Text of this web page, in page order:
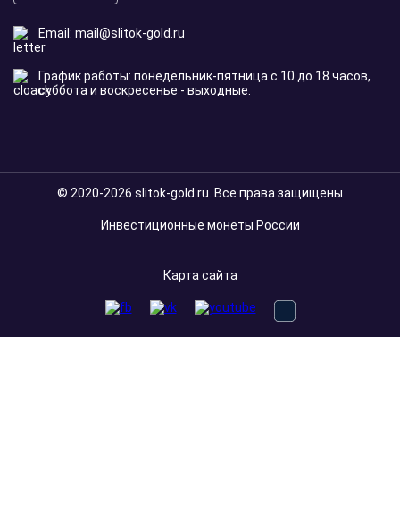
Email: mail@slitok-gold.ru
График работы: понедельник-пятница с 10 до 18 часов,
суббота и воскресенье - выходные.
© 2020-2026 slitok-gold.ru. Все права защищены
Инвестиционные монеты России
Карта сайта